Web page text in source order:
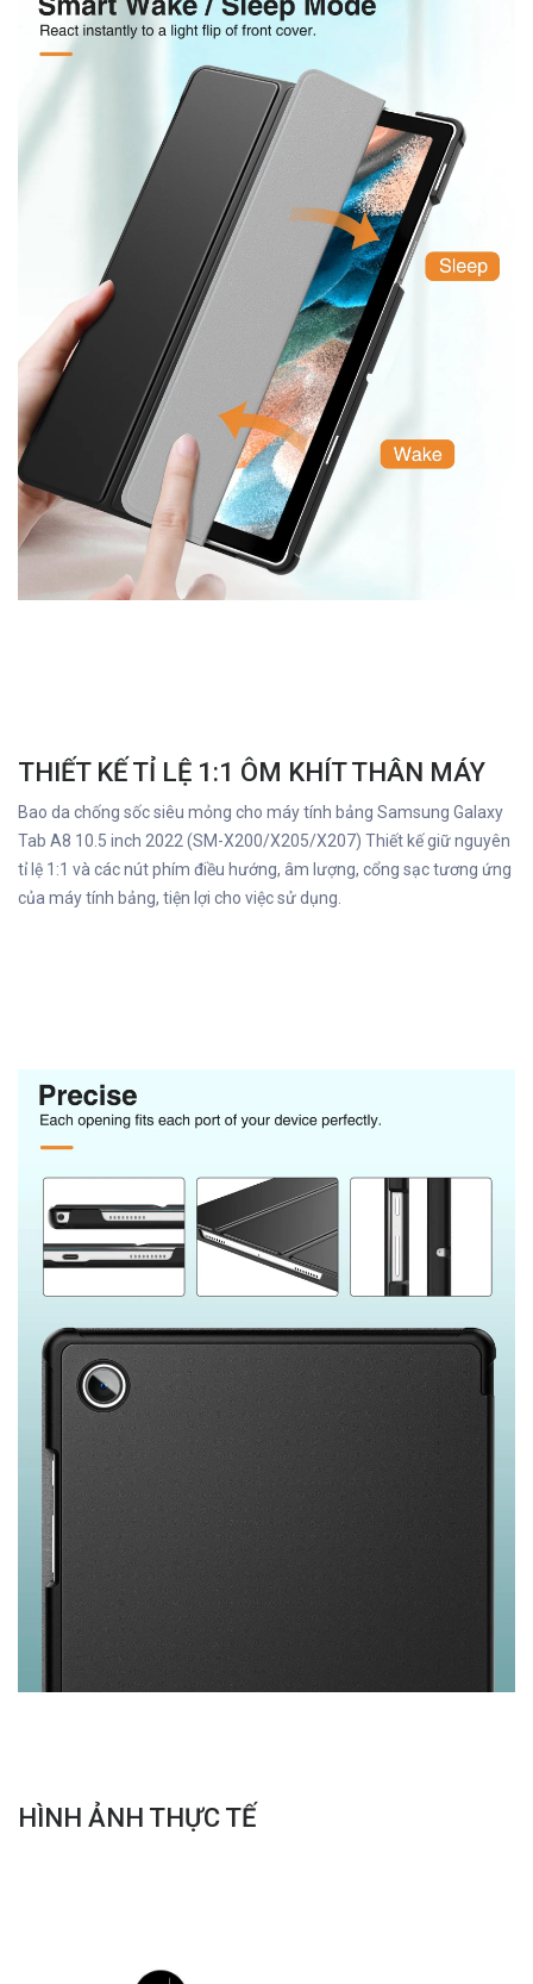
THIẾT KẾ TỈ LỆ 1:1 ÔM KHÍT THÂN MÁY
Bao da chống sốc siêu mỏng cho máy tính bảng Samsung Galaxy
Tab A8 10.5 inch 2022 (SM-X200/X205/X207) Thiết kế giữ nguyên
tỉ lệ 1:1 và các nút phím điều hướng, âm lượng, cổng sạc tương ứng
của máy tính bảng, tiện lợi cho việc sử dụng.
HÌNH ẢNH THỰC TẾ